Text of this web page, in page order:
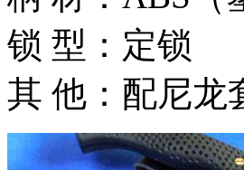
锁 型：定锁
其 他：配尼龙